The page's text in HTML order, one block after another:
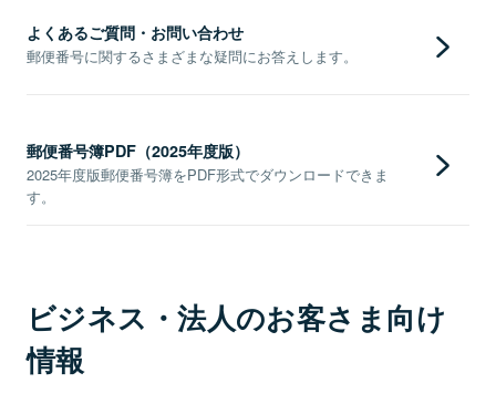
よくあるご質問・お問い合わせ
郵便番号に関するさまざまな疑問にお答えします。
郵便番号簿PDF（2025年度版）
2025年度版郵便番号簿をPDF形式でダウンロードできま
す。
ビジネス・法人のお客さま向け
情報